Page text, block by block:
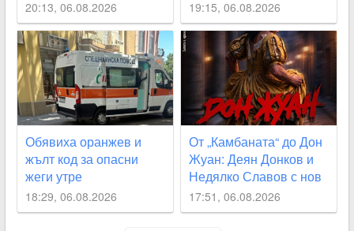
външните работи на
Великобритания Ед
Милибанд
20:13, 06.08.2026
магистралата
19:15, 06.08.2026
Обявиха оранжев и
жълт код за опасни
жеги утре
18:29, 06.08.2026
От „Камбаната“ до Дон
Жуан: Деян Донков и
Недялко Славов с нов
съвместен проект в
Пловдив
17:51, 06.08.2026